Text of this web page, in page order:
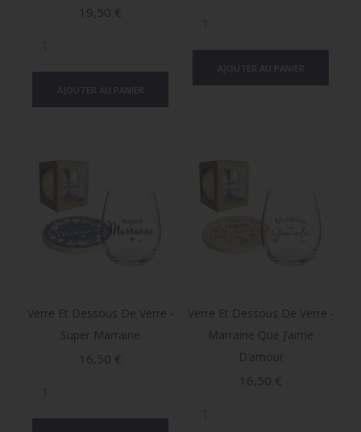
Prix
19,50 €
Verre Et Dessous De Verre -
Super Marraine
Prix
16,50 €
Verre Et Dessous De Verre -
Marraine Que J’aime
D’amour
Prix
16,50 €